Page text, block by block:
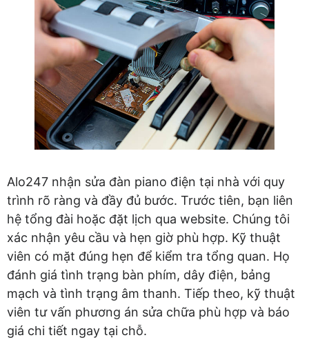
Alo247 nhận sửa đàn piano điện tại nhà với quy
trình rõ ràng và đầy đủ bước. Trước tiên, bạn liên
hệ tổng đài hoặc đặt lịch qua website. Chúng tôi
xác nhận yêu cầu và hẹn giờ phù hợp. Kỹ thuật
viên có mặt đúng hẹn để kiểm tra tổng quan. Họ
đánh giá tình trạng bàn phím, dây điện, bảng
mạch và tình trạng âm thanh. Tiếp theo, kỹ thuật
viên tư vấn phương án sửa chữa phù hợp và báo
giá chi tiết ngay tại chỗ.